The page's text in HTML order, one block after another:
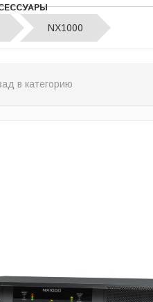
NX1000
в категорию